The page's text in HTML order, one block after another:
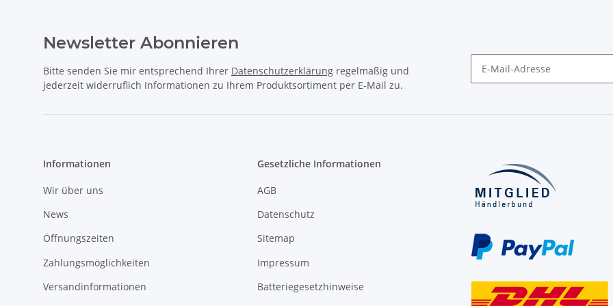
Newsletter Abonnieren
Bitte senden Sie mir entsprechend Ihrer Datenschutzerklärung regelmäßig und
jederzeit widerruflich Informationen zu Ihrem Produktsortiment per E-Mail zu.
Informationen
Wir über uns
News
Öffnungszeiten
Zahlungsmöglichkeiten
Versandinformationen
Gesetzliche Informationen
AGB
Datenschutz
Sitemap
Impressum
Batteriegesetzhinweise